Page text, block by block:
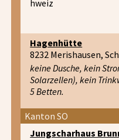
hweiz
Hagenhütte
8232 Merishausen,
keine Dusche, kein
Solarzellen), kein
5 Betten.
Kanton SO
Jungscharhaus